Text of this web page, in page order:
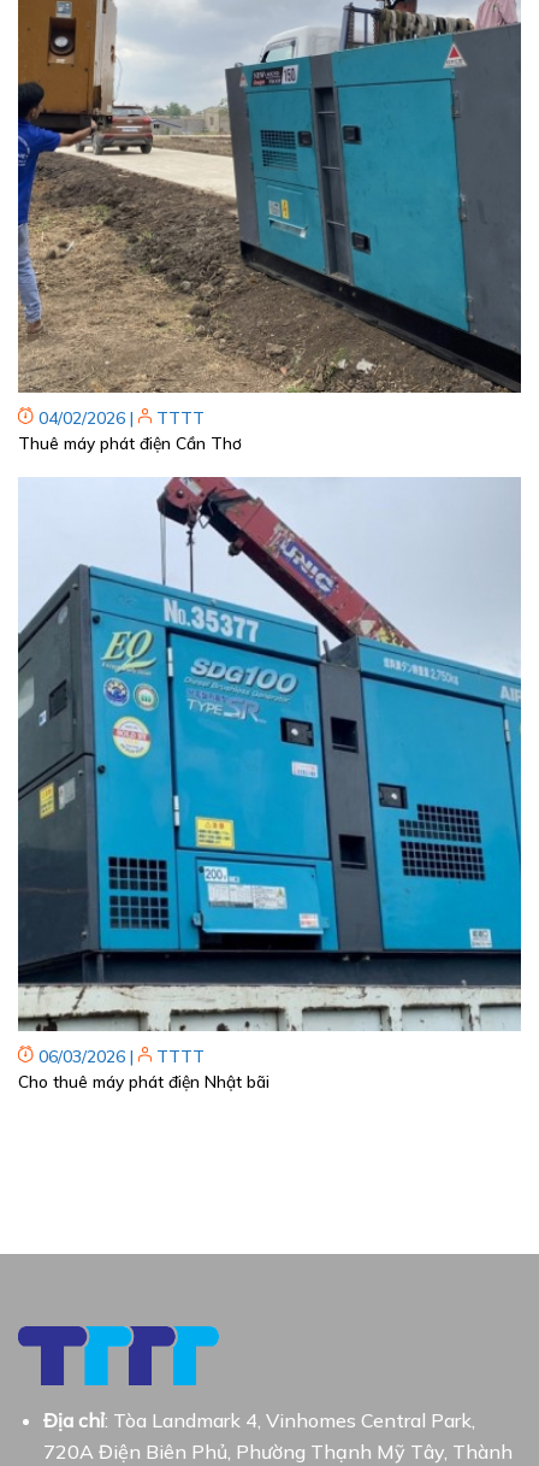
04/02/2026 |
TTTT
Thuê máy phát điện Cần Thơ
06/03/2026 |
TTTT
Cho thuê máy phát điện Nhật bãi
Địa chỉ: Tòa Landmark 4, Vinhomes Central Park,
720A Điện Biên Phủ, Phường Thạnh Mỹ Tây, Thành